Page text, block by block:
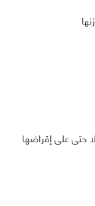
حتى على إقراضها